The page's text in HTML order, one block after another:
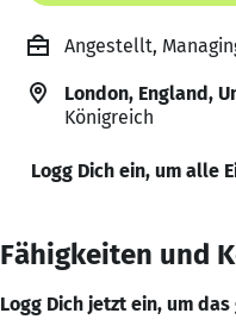
Angestellt,
London, England,
Königreich
Logg Dich ein, um alle
Fähigkeiten und
Logg Dich jetzt ein, um